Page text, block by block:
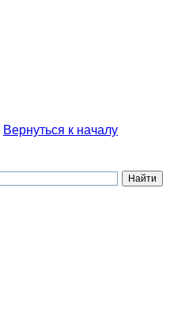
Вернуться к началу